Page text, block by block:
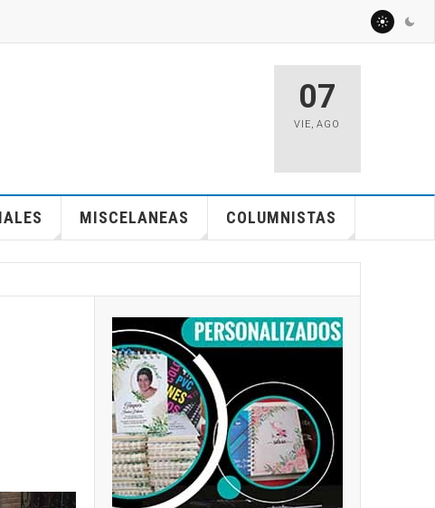
07
VIE,AGO
MISCELANEAS COLUMNISTAS